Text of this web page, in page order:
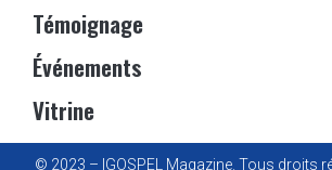
Témoignage
Événements
Vitrine
© 2023 – IGOSPEL Magazine. Tous droits